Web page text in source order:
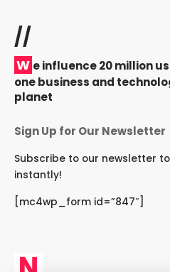
//
W e influence 20 million
one business and
planet
Sign Up for Our Newsletter
Subscribe to our newsletter
instantly!
[mc4wp_form id=”847″]